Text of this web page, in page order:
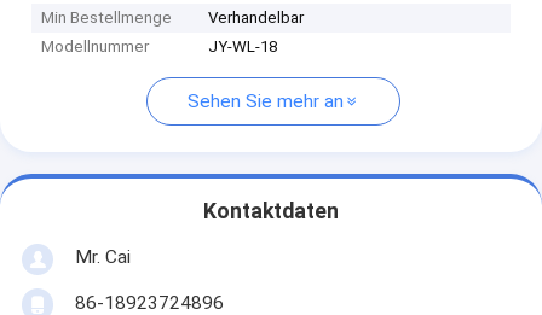
Min Bestellmenge
Verhandelbar
Modellnummer
JY-WL-18
Sehen Sie mehr an
Kontaktdaten
Mr. Cai
86-18923724896